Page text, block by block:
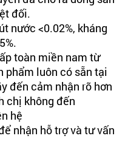
đối.
nước <0.02%, kháng
toàn miền nam từ
phẩm luôn có sẵn tại
đến cảm nhận rõ hơn
chị không đến
hệ
nhận hỗ trợ và tư vấn